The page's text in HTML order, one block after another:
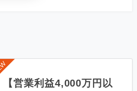
【営業利益4,000万円以